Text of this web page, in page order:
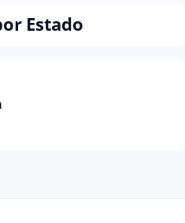
Estado